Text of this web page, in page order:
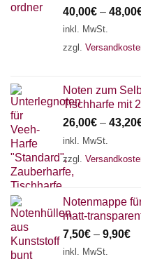
40,00€ – 48,00
inkl. MwSt.
zzgl.
Noten zum
Tischharfe mit
26,00€ – 43,20
inkl. MwSt.
zzgl.
Notenmappe
matt-
7,50€ – 9,90€
inkl. MwSt.